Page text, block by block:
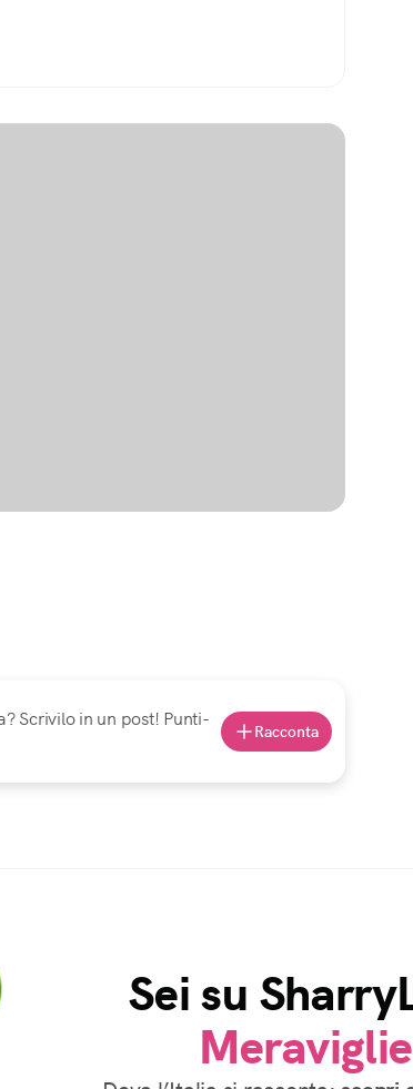
Scrivilo in un post! Punti-
Racconta
Sei su
Meraviglie